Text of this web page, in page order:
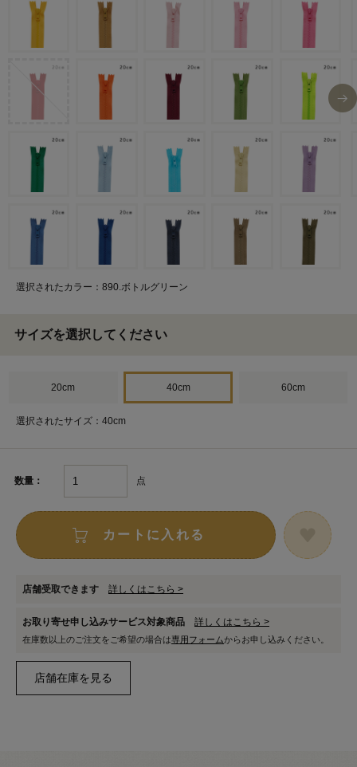
選択されたカラー：890.ボトルグリーン
サイズを選択してください
20cm 40cm 60cm
選択されたサイズ：40cm
数量： 点
カートに入れる
店舗受取できます 詳しくはこちら >
お取り寄せ申し込みサービス対象商品 詳しくはこちら >
在庫数以上のご注文をご希望の場合は専用フォームからお申し込みください。